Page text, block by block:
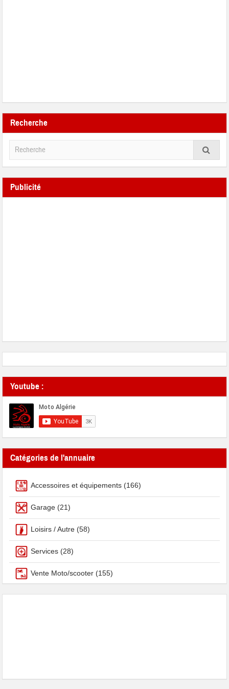
Recherche
Publicité
Youtube :
Catégories de l'annuaire
Accessoires et équipements (166)
Garage (21)
Loisirs / Autre (58)
Services (28)
Vente Moto/scooter (155)